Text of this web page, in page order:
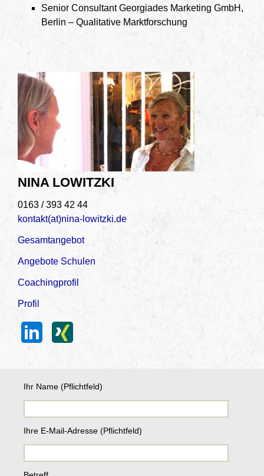
Senior Consultant Georgiades Marketing GmbH,
Berlin – Qualitative Marktforschung
NINA LOWITZKI
0163 / 393 42 44
kontakt(at)nina-lowitzki.de
Gesamtangebot
Angebote Schulen
Coachingprofil
Profil
Ihr Name (Pflichtfeld)
Ihre E-Mail-Adresse (Pflichtfeld)